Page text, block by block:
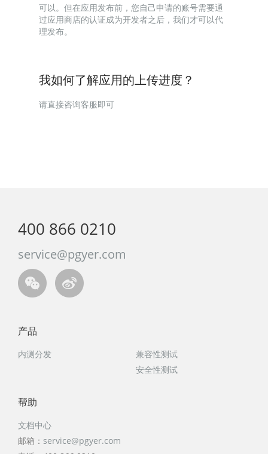
可以。但在应用发布前，您自己申请的账号需要通
过应用商店的认证成为开发者之后，我们才可以代
理发布。
我如何了解应用的上传进度？
请直接咨询客服即可
400 866 0210
service@pgyer.com
产品
内测分发
兼容性测试
安全性测试
帮助
文档中心
邮箱： service@pgyer.com